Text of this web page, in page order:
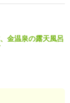
金温泉の露天風呂